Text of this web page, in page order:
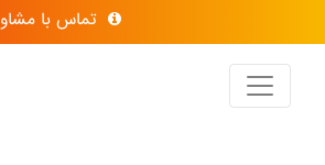
تماس با مشاورین